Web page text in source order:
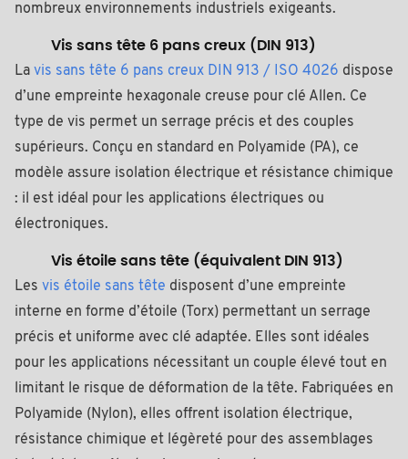
nombreux environnements industriels exigeants.
Vis sans tête 6 pans creux (DIN 913)
La vis sans tête 6 pans creux DIN 913 / ISO 4026 dispose
d’une empreinte hexagonale creuse pour clé Allen. Ce
type de vis permet un serrage précis et des couples
supérieurs. Conçu en standard en Polyamide (PA), ce
modèle assure isolation électrique et résistance chimique
: il est idéal pour les applications électriques ou
électroniques.
Vis étoile sans tête (équivalent DIN 913)
Les vis étoile sans tête disposent d’une empreinte
interne en forme d’étoile (Torx) permettant un serrage
précis et uniforme avec clé adaptée. Elles sont idéales
pour les applications nécessitant un couple élevé tout en
limitant le risque de déformation de la tête. Fabriquées en
Polyamide (Nylon), elles offrent isolation électrique,
résistance chimique et légèreté pour des assemblages